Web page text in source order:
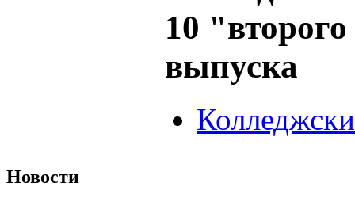
Новости
10
выпуска